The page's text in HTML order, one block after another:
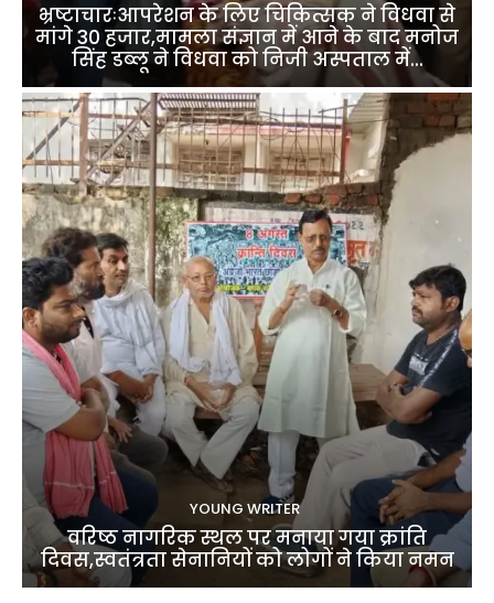
भ्रष्टाचारःआपरेशन के लिए चिकित्सक ने विधवा से
मांगे 30 हजार,मामला संज्ञान में आने के बाद मनोज
सिंह डब्लू ने विधवा को निजी अस्पताल में...
YOUNG WRITER
वरिष्ठ नागरिक स्थल पर मनाया गया क्रांति
दिवस,स्वतंत्रता सेनानियों को लोगों ने किया नमन